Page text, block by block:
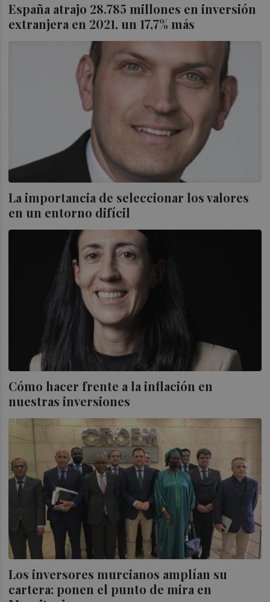
España atrajo 28.785 millones en inversión
extranjera en 2021, un 17,7% más
La importancia de seleccionar los valores
en un entorno difícil
Cómo hacer frente a la inflación en
nuestras inversiones
Los inversores murcianos amplían su
cartera: ponen el punto de mira en